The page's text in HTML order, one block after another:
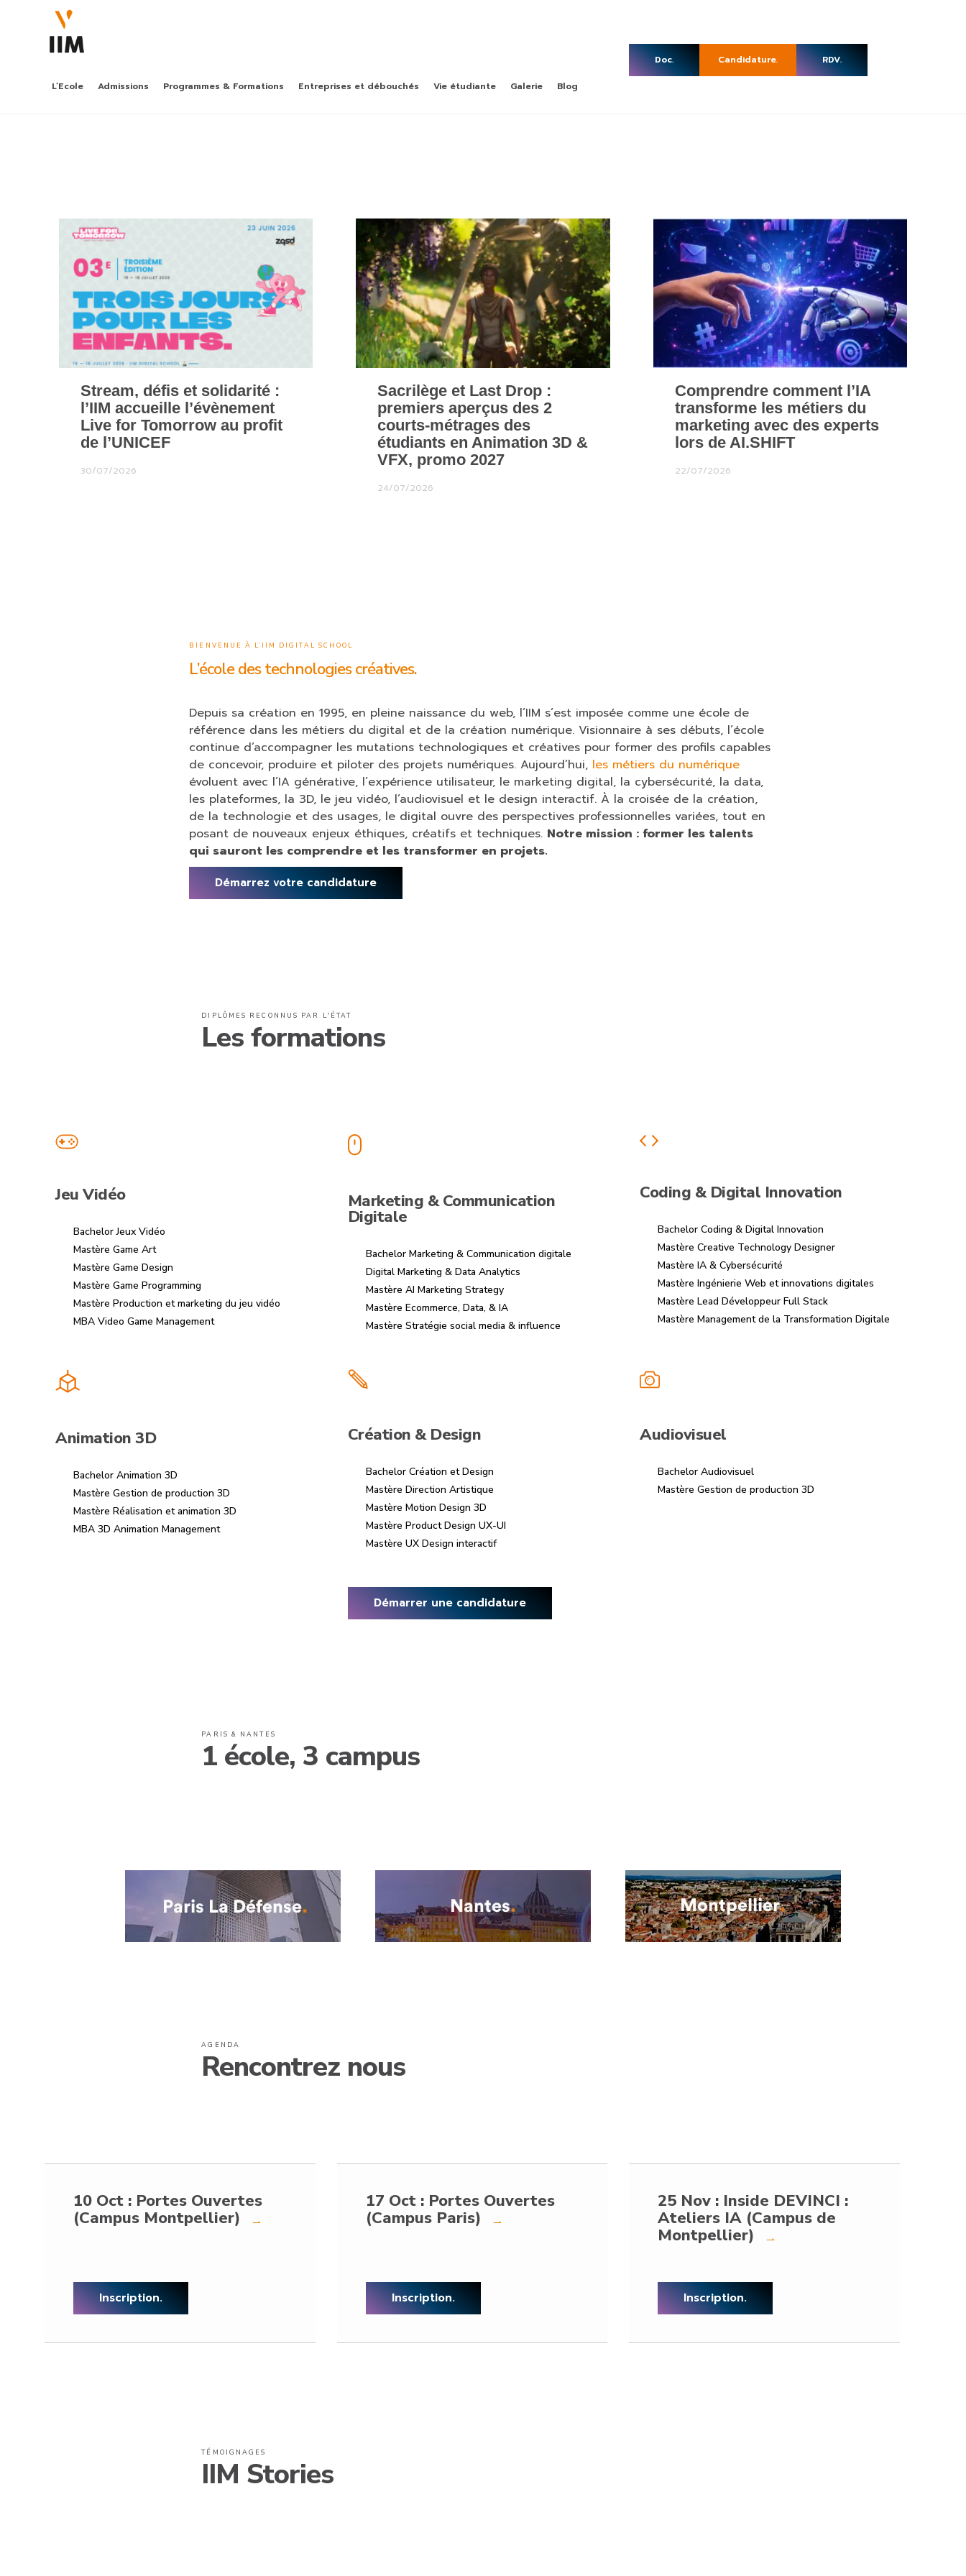
L’Ecole Admissions Programmes & Formations
MARKETING & COMMUNICATION
DIGITALE
rncp niveau 6, année 3 en alternance
MASTÈRE
AI MARKETING STRATEGY
rncp niveau 7, en alternance
INFLUENCE
rncp niveau 7, en alternance
MASTÈRE
DIGITAL MARKETING & DATA
ANALYTICS
–
double-diplôme rncp niveau 7 et grade master
emlv en alternance ou initial
Entreprises et débouchés Vie étudiante Galerie Blog
Doc. Candidature. RDV.
Stream, défis et solidarité :
l’IIM accueille l’évènement
Live for Tomorrow au profit
de l’UNICEF
30/07/2026
Sacrilège et Last Drop :
premiers aperçus des 2
courts-métrages des
étudiants en Animation 3D &
VFX, promo 2027
24/07/2026
Comprendre comment l’IA
transforme les métiers du
marketing avec des experts
lors de AI.SHIFT
22/07/2026
BIENVENUE À L’IIM DIGITAL SCHOOL
L’école des technologies créatives.
Depuis sa création en 1995, en pleine naissance du web, l’IIM s’est imposée comme une école de
référence dans les métiers du digital et de la création numérique. Visionnaire à ses débuts, l’école
continue d’accompagner les mutations technologiques et créatives pour former des profils capables
de concevoir, produire et piloter des projets numériques. Aujourd’hui, les métiers du numérique
évoluent avec l’IA générative, l’expérience utilisateur, le marketing digital, la cybersécurité, la data,
les plateformes, la 3D, le jeu vidéo, l’audiovisuel et le design interactif. À la croisée de la création,
de la technologie et des usages, le digital ouvre des perspectives professionnelles variées, tout en
posant de nouveaux enjeux éthiques, créatifs et techniques. Notre mission : former les talents
qui sauront les comprendre et les transformer en projets.
Démarrez votre candidature
DIPLÔMES RECONNUS PAR L'ÉTAT
Les formations
Jeu Vidéo
Bachelor Jeux Vidéo
Mastère Game Art
Mastère Game Design
Mastère Game Programming
Mastère Production et marketing du jeu vidéo
MBA Video Game Management
Marketing & Communication
Digitale
Bachelor Marketing & Communication digitale
Digital Marketing & Data Analytics
Mastère AI Marketing Strategy
Mastère Ecommerce, Data, & IA
Mastère Stratégie social media & influence
Coding & Digital Innovation
Bachelor Coding & Digital Innovation
Mastère Creative Technology Designer
Mastère IA & Cybersécurité
Mastère Ingénierie Web et innovations digitales
Mastère Lead Développeur Full Stack
Mastère Management de la Transformation Digitale
Animation 3D
Bachelor Animation 3D
Mastère Gestion de production 3D
Mastère Réalisation et animation 3D
MBA 3D Animation Management
Création & Design
Bachelor Création et Design
Mastère Direction Artistique
Mastère Motion Design 3D
Mastère Product Design UX-UI
Mastère UX Design interactif
Audiovisuel
Bachelor Audiovisuel
Mastère Gestion de production 3D
Démarrer une candidature
PARIS & NANTES
1 école, 3 campus
AGENDA
Rencontrez nous
10 Oct : Portes Ouvertes
(Campus Montpellier)
→
Inscription.
17 Oct : Portes Ouvertes
(Campus Paris)
→
Inscription.
25 Nov : Inside DEVINCI :
Ateliers IA (Campus de
Montpellier)
→
Inscription.
TÉMOIGNAGES
IIM Stories